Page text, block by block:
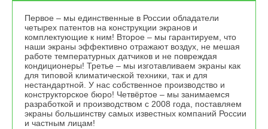
Первое – мы единственные в России обладатели
четырех патентов на конструкции экранов и
комплектующие к ним! Второе – мы гарантируем, что
наши экраны эффективно отражают воздух, не мешая
работе температурных датчиков и не повреждая
кондиционеры! Третье – мы изготавливаем экраны как
для типовой климатической техники, так и для
нестандартной. У нас собственное производство и
конструкторское бюро! Четвёртое – мы занимаемся
разработкой и производством с 2008 года, поставляем
экраны большинству самых известных компаний России
и частным лицам!